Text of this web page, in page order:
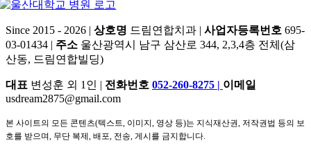
Since 2015 - 2026 | 상호명 드림연합치과 | 사업자등록번호 695-
03-01434 | 주소 울산광역시 남구 삼산로 344, 2,3,4층 전체(삼
산동, 드림연합빌딩)
대표 변성훈 외 1인 | 전화번호 052-260-8275 | 이메일
usdream2875@gmail.com
본 사이트의 모든 콘텐츠(텍스트, 이미지, 영상 등)는 지식재산권, 저작권법 등의 보
호를 받으며, 무단 복제, 배포, 전송, 게시를 금지합니다.